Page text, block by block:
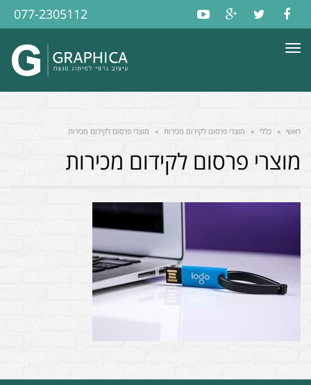
077-2305112
תפריט
ראשי » כללי » מוצרי פרסום לקידום מכירות » מוצרי פרסום לקידום מכירות
מוצרי פרסום לקידום מכירות